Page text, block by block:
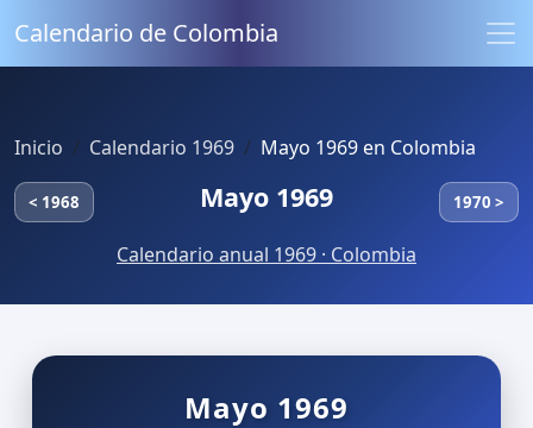
Calendario de Colombia
Inicio Calendario 1969 Mayo 1969 en Colombia
< 1968 Mayo 1969 1970 >
Calendario anual 1969 · Colombia
Mayo 1969